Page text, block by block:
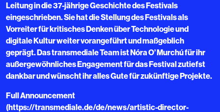
Leitung in die 37-jährige Geschichte des Festivals
eingeschrieben. Sie hat die Stellung des Festivals als
Vorreiter für kritisches Denken über Technologie und
digitale Kultur weiter vorangeführt und maßgeblich
geprägt. Das transmediale Team ist Nóra O’ Murchú für ihr
außergewöhnliches Engagement für das Festival zutiefst
dankbar und wünscht ihr alles Gute für zukünftige Projekte.
Full Announcement
(https://transmediale.de/de/news/artistic-director-